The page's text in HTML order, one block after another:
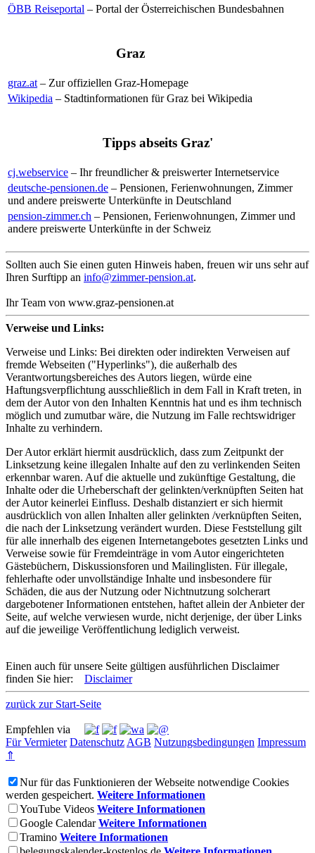
ÖBB Reiseportal – Portal der Österreichischen Bundesbahnen
Graz
graz.at – Zur offiziellen Graz-Homepage
Wikipedia – Stadtinformationen für Graz bei Wikipedia
Tipps abseits Graz'
cj.webservice – Ihr freundlicher & preiswerter Internetservice
deutsche-pensionen.de – Pensionen, Ferienwohnungen, Zimmer
und andere preiswerte Unterkünfte in Deutschland
pension-zimmer.ch – Pensionen, Ferienwohnungen, Zimmer und
andere preiswerte Unterkünfte in der Schweiz
Sollten auch Sie einen guten Hinweis haben, freuen wir uns sehr auf
Ihren Surftipp an info@zimmer-pension.at.
Ihr Team von www.graz-pensionen.at
Verweise und Links:
Verweise und Links: Bei direkten oder indirekten Verweisen auf
fremde Webseiten ("Hyperlinks"), die außerhalb des
Verantwortungsbereiches des Autors liegen, würde eine
Haftungsverpflichtung ausschließlich in dem Fall in Kraft treten, in
dem der Autor von den Inhalten Kenntnis hat und es ihm technisch
möglich und zumutbar wäre, die Nutzung im Falle rechtswidriger
Inhalte zu verhindern.
Der Autor erklärt hiermit ausdrücklich, dass zum Zeitpunkt der
Linksetzung keine illegalen Inhalte auf den zu verlinkenden Seiten
erkennbar waren. Auf die aktuelle und zukünftige Gestaltung, die
Inhalte oder die Urheberschaft der gelinkten/verknüpften Seiten hat
der Autor keinerlei Einfluss. Deshalb distanziert er sich hiermit
ausdrücklich von allen Inhalten aller gelinkten /verknüpften Seiten,
die nach der Linksetzung verändert wurden. Diese Feststellung gilt
für alle innerhalb des eigenen Internetangebotes gesetzten Links und
Verweise sowie für Fremdeinträge in vom Autor eingerichteten
Gästebüchern, Diskussionsforen und Mailinglisten. Für illegale,
fehlerhafte oder unvollständige Inhalte und insbesondere für
Schäden, die aus der Nutzung oder Nichtnutzung solcherart
dargebotener Informationen entstehen, haftet allein der Anbieter der
Seite, auf welche verwiesen wurde, nicht derjenige, der über Links
auf die jeweilige Veröffentlichung lediglich verweist.
Einen auch für unsere Seite gültigen ausführlichen Disclaimer
finden Sie hier: Disclaimer
zurück zur Start-Seite
Empfehlen via
Für Vermieter Datenschutz AGB Nutzungsbedingungen Impressum
⇑
Nur für das Funktionieren der Webseite notwendige Cookies
werden gespeichert. Weitere Informationen
YouTube Videos Weitere Informationen
Google Calendar Weitere Informationen
Tramino Weitere Informationen